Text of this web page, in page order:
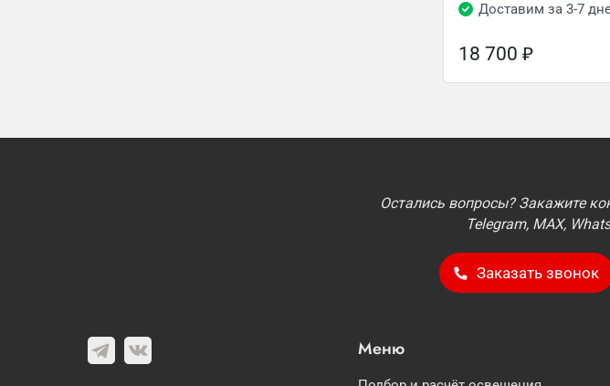
Доставим за 3-7
18 700 ₽
Остались вопросы? Закажите
Telegram, MAX,
Заказать звонок
Меню